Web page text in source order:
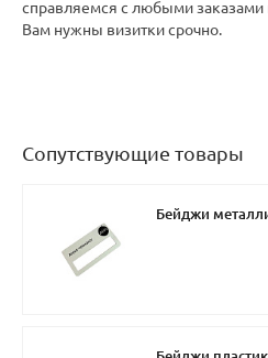
справляемся с любыми
Вам нужны визитки срочно.
Сопутствующие товары
Бейджи